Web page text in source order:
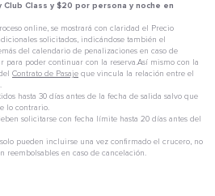
Class y $20 por persona y noche en
online, se mostrará con claridad el Precio
solicitados, indicándose también el
del calendario de penalizaciones en caso de
para poder continuar con la reserva.Así mismo con la
Contrato de Pasaje que vincula la relación entre el
hasta 30 días antes de la fecha de salida salvo que
lo contrario.
solicitarse con fecha límite hasta 20 días antes del
pueden incluirse una vez confirmado el crucero, no
reembolsables en caso de cancelación.